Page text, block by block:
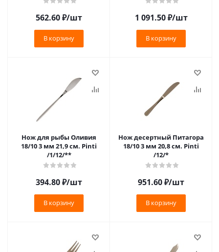
562.60₽/шт
В корзину
1 091.50₽/шт
В корзину
Нож для рыбы Оливия
18/10 3 мм 21,9 см. Pinti
/1/12/**
394.80₽/шт
В корзину
Нож десертный Питагора
18/10 3 мм 20,8 см. Pinti
/12/*
951.60₽/шт
В корзину